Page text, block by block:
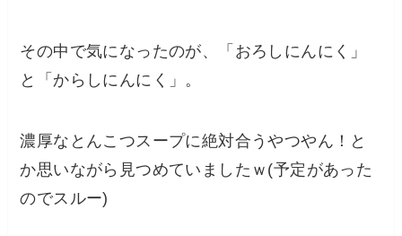
その中で気になったのが、「おろしにんにく」
と「からしにんにく」。
濃厚なとんこつスープに絶対合うやつやん！と
か思いながら見つめていましたｗ(予定があった
のでスルー)